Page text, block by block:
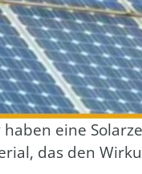
eine
das den